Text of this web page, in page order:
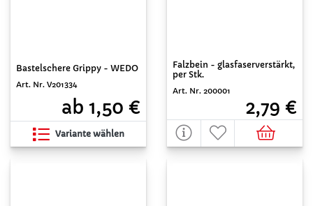
Bastelschere Grippy - WEDO
Art. Nr. V201334
ab 1,50 €
Variante wählen
Falzbein - glasfaserverstärkt,
per Stk.
Art. Nr. 200001
2,79 €